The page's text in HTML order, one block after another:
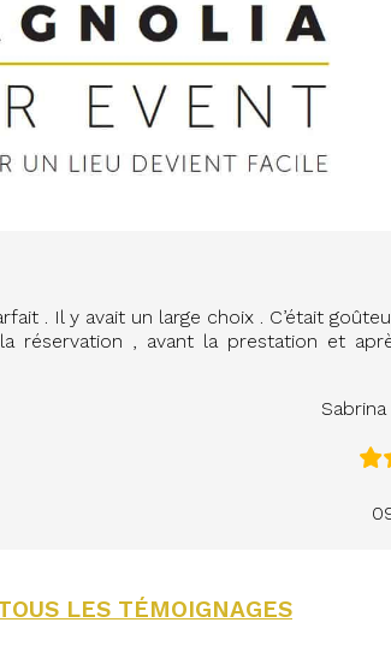
. Il y avait un large choix . C’était
réservation , avant la prestation et
Sabrina
LES TÉMOIGNAGES